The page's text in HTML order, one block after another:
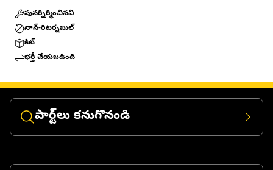
పునర్నిర్మించినవి
నాన్-రిటర్నబుల్
కిట్
భర్తీ చేయబడింది
పార్ట్‌లు కనుగొనండి